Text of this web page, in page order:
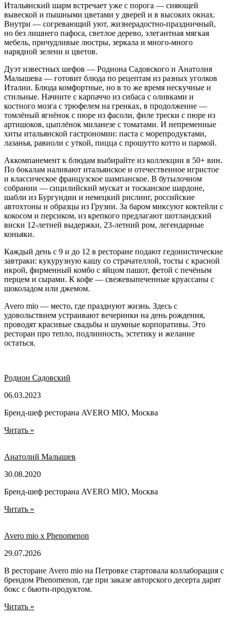
Итальянский шарм встречает уже с порога — сияющей
вывеской и пышными цветами у дверей и в высоких окнах.
Внутри — согревающий уют, жизнерадостно-праздничный,
но без лишнего пафоса, светлое дерево, элегантная мягкая
мебель, причудливые люстры, зеркала и много-много
нарядной зелени и цветов.
Дуэт известных шефов — Родиона Садовского и Анатолия
Малышева — готовит блюда по рецептам из разных уголков
Италии. Блюда комфортные, но в то же время нескучные и
стильные. Начните с карпаччо из сибаса с оливками и
костного мозга с трюфелем на гренках, в продолжение —
томлёный ягнёнок с пюре из фасоли, филе трески с пюре из
артишоков, цыплёнок миланезе с томатами. И непременные
хиты итальянской гастрономии: паста с морепродуктами,
лазанья, равиоли с уткой, пицца с прошутто котто и пармой.
Аккомпанемент к блюдам выбирайте из коллекции в 50+ вин.
По бокалам наливают итальянское и отечественное игристое
и классическое французское шампанское. В бутылочном
собрании — сицилийский мускат и тосканское шардоне,
шабли из Бургундии и немецкий рислинг, российские
автохтоны и образцы из Грузии. За баром миксуют коктейли с
кокосом и персиком, из крепкого предлагают шотландский
виски 12-летней выдержки, 23-летний ром, легендарные
коньяки.
Каждый день с 9 и до 12 в ресторане подают гедонистические
завтраки: кукурузную кашу со страчателлой, тосты с красной
икрой, фирменный комбо с яйцом пашот, фетой с печёным
перцем и сырами. К кофе — свежевыпеченные круассаны с
шоколадом или джемом.
Avero mio — место, где празднуют жизнь. Здесь с
удовольствием устраивают вечеринки на день рождения,
проводят красивые свадьбы и шумные корпоративы. Это
ресторан про тепло, подлинность, эстетику и желание
остаться.
Родион Садовский
06.03.2023
Бренд-шеф ресторана AVERO MIO, Москва
Читать »
Анатолий Малышев
30.08.2020
Бренд-шеф ресторана AVERO MIO, Москва
Читать »
Avero mio x Phenomenon
29.07.2026
В ресторане Avero mio на Петровке стартовала коллаборация с
брендом Phenomenon, где при заказе авторского десерта дарят
бокс с бьюти-продуктом.
Читать »